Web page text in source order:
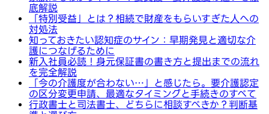
底解説
「特別受益」とは？相続で財産をもらいすぎた人への
対処法
知っておきたい認知症のサイン：早期発見と適切な介
護につなげるために
新入社員必読！身元保証書の書き方と提出までの流れ
を完全解説
「今の介護度が合わない…」と感じたら。要介護認定
の区分変更申請、最適なタイミングと手続きのすべて
行政書士と司法書士、どちらに相談すべきか？判断基